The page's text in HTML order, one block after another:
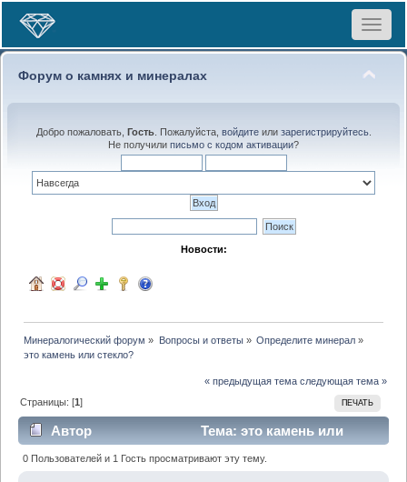
Toggle
Форум о камнях и минералах
Добро пожаловать, Гость. Пожалуйста, войдитеили зарегистрируйтесь.
Не получили письмо с кодом активации?
Новости:
Минералогический форум » Вопросы и ответы» Определите минерал»
это камень или стекло?
« предыдущая тема следующая тема »
ПЕЧАТЬ
Страницы: [1]
Автор
Тема: это камень или
стекло? (Прочитано 2103 раз)
0 Пользователей и 1 Гость просматривают эту тему.